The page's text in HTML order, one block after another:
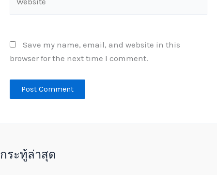
Save my name, email, and website in this
browser for the next time I comment.
กระทู้ล่าสุด